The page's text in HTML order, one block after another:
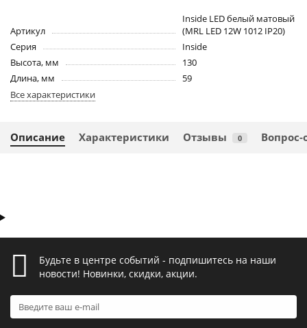
Артикул
Inside LED белый матовый
(MRL LED 12W 1012 IP20)
Серия
Inside
Высота, мм
130
Длина, мм
59
Все характеристики
Описание Характеристики Отзывы 0 Вопрос-
Будьте в центре событий - подпишитесь на наши
новости! Новинки, скидки, акции.